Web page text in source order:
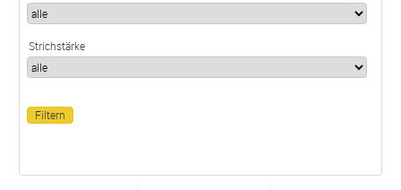
Strichstärke